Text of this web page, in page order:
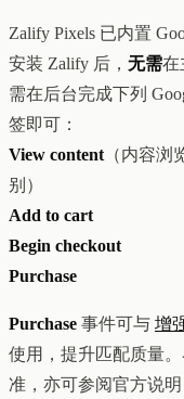
分析
像素追踪
归因分析
数据分析
收款
定金收款
Z1
REACH
ANA
达人与联盟营销
全部产品
店铺搭建
付费广告
全部服务
案例
关于
博客
Zalify Pixels 已内置
安装 Zalify 后， 无需在
需在后台完成下列
签即可：
View content （内容浏
别）
Add to cart
Begin checkout
Purchase
Purchase 事件可与 增
使用，提升匹配质量
准，亦可参阅官方说明